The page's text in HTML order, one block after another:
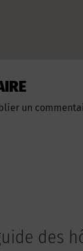
un
des